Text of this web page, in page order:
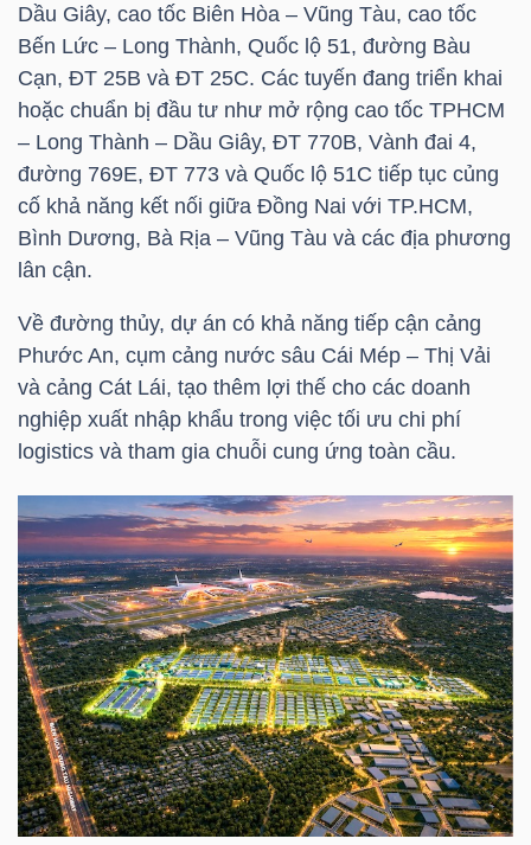
Dầu Giây, cao tốc Biên Hòa – Vũng Tàu, cao tốc
Bến Lức – Long Thành, Quốc lộ 51, đường Bàu
Cạn, ĐT 25B và ĐT 25C. Các tuyến đang triển khai
hoặc chuẩn bị đầu tư như mở rộng cao tốc TPHCM
– Long Thành – Dầu Giây, ĐT 770B, Vành đai 4,
đường 769E, ĐT 773 và Quốc lộ 51C tiếp tục củng
cố khả năng kết nối giữa Đồng Nai với TP.HCM,
Bình Dương, Bà Rịa – Vũng Tàu và các địa phương
lân cận.
Về đường thủy, dự án có khả năng tiếp cận cảng
Phước An, cụm cảng nước sâu Cái Mép – Thị Vải
và cảng Cát Lái, tạo thêm lợi thế cho các doanh
nghiệp xuất nhập khẩu trong việc tối ưu chi phí
logistics và tham gia chuỗi cung ứng toàn cầu.
NĂNG
LƯỢNG
NGUYÊN
VẬT
LIỆU
CÔNG
NGHIỆP
TIÊU
DÙNG
KHÔNG
THIẾT